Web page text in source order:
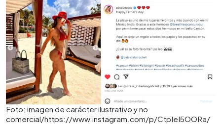
Foto: imagen de carácter ilustrativo y no
comercial/https://www.instagram.com/p/CtpIeI5OORa/